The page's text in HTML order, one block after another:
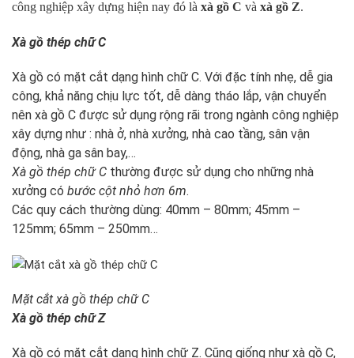
công nghiệp xây dựng hiện nay đó là xà gồ C và xà gồ Z.
Xà gồ thép chữ C
Xà gồ có mặt cắt dạng hình chữ C. Với đặc tính nhẹ, dễ gia
công, khả năng chịu lực tốt, dễ dàng tháo lắp, vận chuyển
nên xà gồ C được sử dụng rộng rãi trong ngành công nghiệp
xây dựng như : nhà ở, nhà xưởng, nhà cao tầng, sân vận
động, nhà ga sân bay,…
Xà gồ thép chữ C thường được sử dụng cho những nhà
xưởng có bước cột nhỏ hơn 6m.
Các quy cách thường dùng: 40mm – 80mm; 45mm –
125mm; 65mm – 250mm…
Mặt cắt xà gồ thép chữ C
Xà gồ thép chữ Z
Xà gồ có mặt cắt dạng hình chữ Z. Cũng giống như xà gồ C,